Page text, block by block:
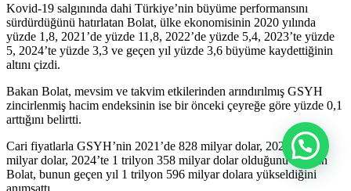
Kovid-19 salgınında dahi Türkiye’nin büyüme performansını
sürdürdüğünü hatırlatan Bolat, ülke ekonomisinin 2020 yılında
yüzde 1,8, 2021’de yüzde 11,8, 2022’de yüzde 5,4, 2023’te yüzde
5, 2024’te yüzde 3,3 ve geçen yıl yüzde 3,6 büyüme kaydettiğinin
altını çizdi.
Bakan Bolat, mevsim ve takvim etkilerinden arındırılmış GSYH
zincirlenmiş hacim endeksinin ise bir önceki çeyreğe göre yüzde 0,1
arttığını belirtti.
Cari fiyatlarla GSYH’nin 2021’de 828 milyar dolar, 2022’de 925
milyar dolar, 2024’te 1 trilyon 358 milyar dolar olduğunu aktaran
Bolat, bunun geçen yıl 1 trilyon 596 milyar dolara yükseldiğini
anımsattı.